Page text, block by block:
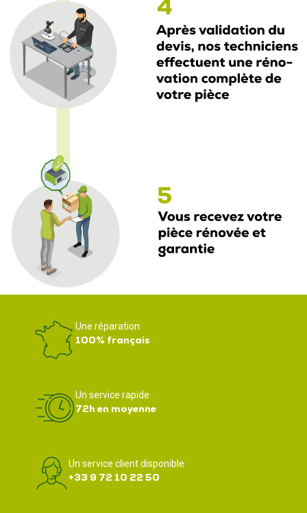
Une réparation
100% français
Un service rapide
72h en moyenne
Un service client disponible
+33 9 72 10 22 50